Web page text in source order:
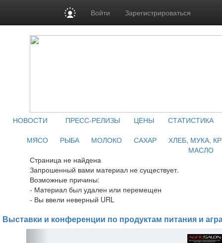
Войти Зарегистрироваться
НОВОСТИ ПРЕСС-РЕЛИЗЫ ЦЕНЫ
СТАТИСТИКА
МЯСО
РЫБА МОЛОКО САХАР
ХЛЕБ, МУКА,
МАСЛО
Страница не найдена
Запрошенный вами материал не существует.
Возможные причины:
- Материал был удален или перемещен
- Вы ввели неверный URL
Выставки и конференции по продуктам питания и